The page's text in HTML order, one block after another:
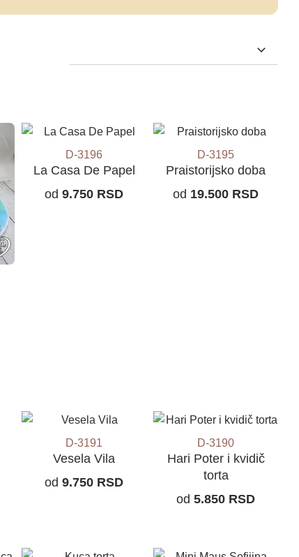
D-3196
La Casa De Papel
od9.750 RSD
D-3195
Praistorijsko doba
od 19.500 RSD
D-3191
Vesela Vila
od9.750 RSD
D-3190
Hari Poter i kvidič
torta
od5.850 RSD